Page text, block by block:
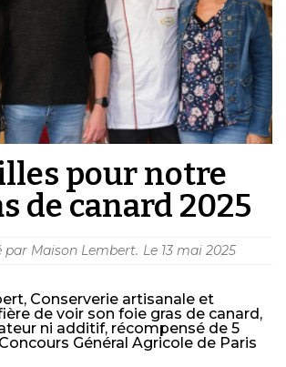
pour notre
de canard 2025
par Maison Lembert. Le 13 mai 2025
Conserverie artisanale et
de voir son foie gras de canard,
ni additif, récompensé de 5
Général Agricole de Paris